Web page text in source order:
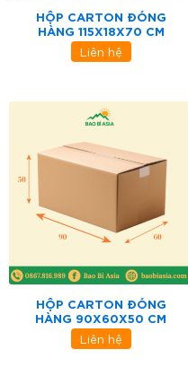
HỘP CARTON ĐÓNG
HÀNG 115X18X70 CM
Liên hệ
HỘP CARTON ĐÓNG
HÀNG 90X60X50 CM
Liên hệ